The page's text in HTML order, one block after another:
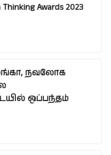
Thinking Awards 2023
நவலோக
ஒப்பந்தம்